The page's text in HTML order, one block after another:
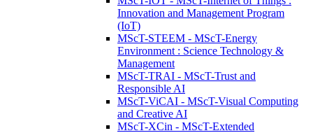
Innovation and Management Program
(IoT)
MScT-STEEM - MScT-Energy
Environment : Science Technology &
Management
MScT-TRAI - MScT-Trust and
Responsible AI
MScT-ViCAI - MScT-Visual Computing
and Creative AI
MScT-XCin - MScT-Extended